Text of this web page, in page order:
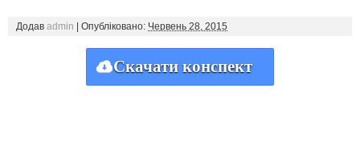
Додав admin Опубліковано: Червень 28, 2015
Скачати конспект